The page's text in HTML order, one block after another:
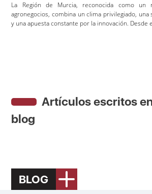
La Región de Murcia, reconocida como un
agronegocios, combina un clima privilegiado, una
y una apuesta constante por la innovación. Desde
Artículos escritos
blog
BLOG